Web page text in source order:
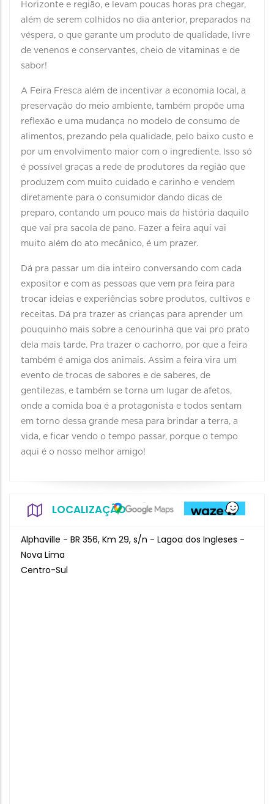
Horizonte e região, e levam poucas horas pra chegar,
além de serem colhidos no dia anterior, preparados na
véspera, o que garante um produto de qualidade, livre
de venenos e conservantes, cheio de vitaminas e de
sabor!
A Feira Fresca além de incentivar a economia local, a
preservação do meio ambiente, também propõe uma
reflexão e uma mudança no modelo de consumo de
alimentos, prezando pela qualidade, pelo baixo custo e
por um envolvimento maior com o ingrediente. Isso só
é possível graças a rede de produtores da região que
produzem com muito cuidado e carinho e vendem
diretamente para o consumidor dando dicas de
preparo, contando um pouco mais da história daquilo
que vai pra sacola de pano. Fazer a feira aqui vai
muito além do ato mecânico, é um prazer.
Dá pra passar um dia inteiro conversando com cada
expositor e com as pessoas que vem pra feira para
trocar ideias e experiências sobre produtos, cultivos e
receitas. Dá pra trazer as crianças para aprender um
pouquinho mais sobre a cenourinha que vai pro prato
dela mais tarde. Pra trazer o cachorro, por que a feira
também é amiga dos animais. Assim a feira vira um
evento de trocas de sabores e de saberes, de
gentilezas, e também se torna um lugar de afetos,
onde a comida boa é a protagonista e todos sentam
em torno dessa grande mesa para brindar a terra, a
vida, e ficar vendo o tempo passar, porque o tempo
aqui é o nosso melhor amigo!
LOCALIZAÇÃO
Alphaville - BR 356, Km 29, s/n - Lagoa dos Ingleses -
Nova Lima
Centro-Sul